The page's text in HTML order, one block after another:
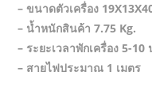
– ขนาดตัวเครื่อง
– น้ำหนักสินค้า 7.75 Kg.
– ระยะเวลาพักเครื่อง 5-10
– สายไฟประมาณ 1 เมตร